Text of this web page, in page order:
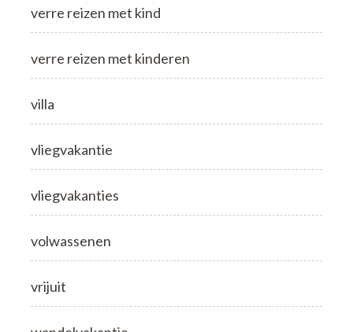
verre reizen met kind
verre reizen met kinderen
villa
vliegvakantie
vliegvakanties
volwassenen
vrijuit